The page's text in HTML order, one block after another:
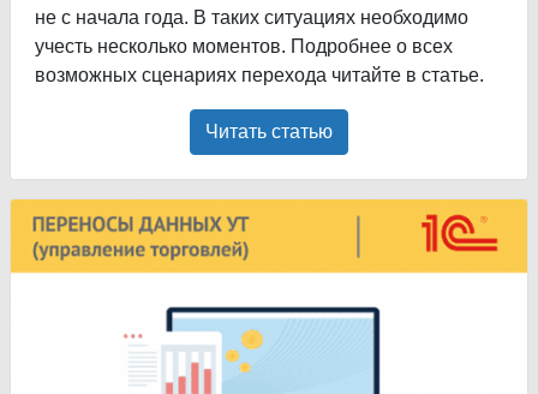
не с начала года. В таких ситуациях необходимо
учесть несколько моментов. Подробнее о всех
возможных сценариях перехода читайте в статье.
Читать статью